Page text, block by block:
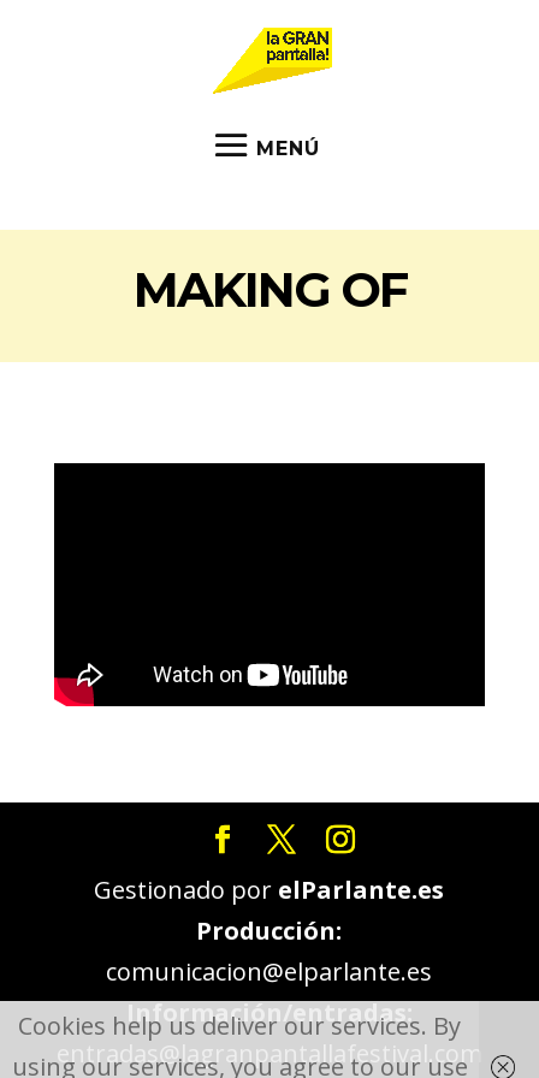
MAKING OF
Gestionado por elParlante.es
Producción:
comunicacion@elparlante.es
Información/entradas:
entradas@lagranpantallafestival.com
Cookies help us deliver our services. By
using our services, you agree to our use